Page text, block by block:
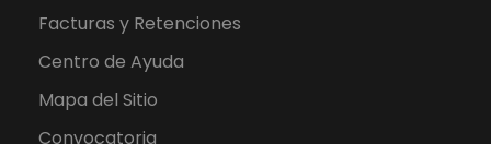
Facturas y Retenciones
Centro de Ayuda
Mapa del Sitio
Convocatoria